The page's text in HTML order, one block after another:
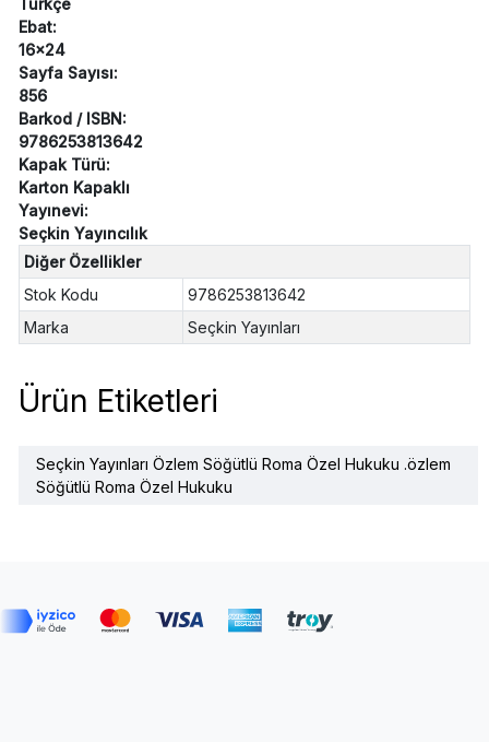
Türkçe
Ebat:
16x24
Sayfa Sayısı:
856
Barkod / ISBN:
9786253813642
Kapak Türü:
Karton Kapaklı
Yayınevi:
Seçkin Yayıncılık
Diğer Özellikler
Stok Kodu
9786253813642
Marka
Seçkin Yayınları
Ürün Etiketleri
Seçkin Yayınları Özlem Söğütlü Roma Özel Hukuku .özlem
Söğütlü Roma Özel Hukuku